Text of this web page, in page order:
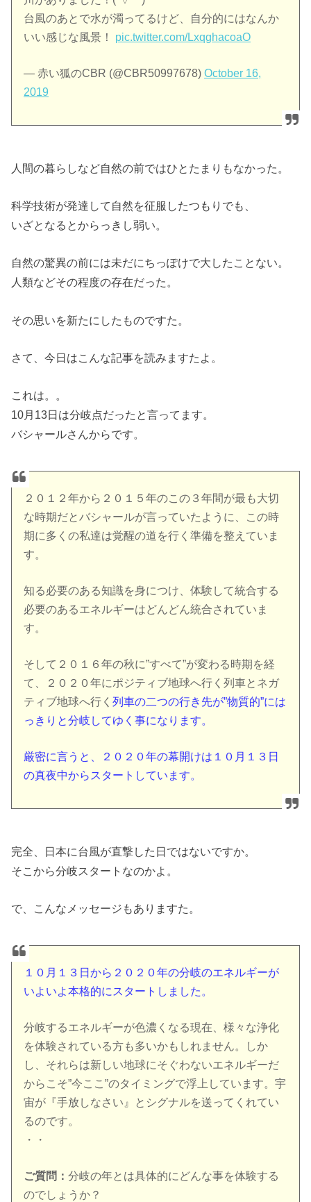
台風のあとで水が濁ってるけど、自分的にはなんか
いい感じな風景！ pic.twitter.com/LxqghacoaO
— 赤い狐のCBR (@CBR50997678)October 16,
2019
人間の暮らしなど自然の前ではひとたまりもなかった。
科学技術が発達して自然を征服したつもりでも、
いざとなるとからっきし弱い。
自然の驚異の前には未だにちっぽけで大したことない。
人類などその程度の存在だった。
その思いを新たにしたものですた。
さて、今日はこんな記事を読みますたよ。
これは。。
10月13日は分岐点だったと言ってます。
バシャールさんからです。
２０１２年から２０１５年のこの３年間が最も大切
な時期だとバシャールが言っていたように、この時
期に多くの私達は覚醒の道を行く準備を整えていま
す。
知る必要のある知識を身につけ、体験して統合する
必要のあるエネルギーはどんどん統合されていま
す。
そして２０１６年の秋に”すべて”が変わる時期を経
て、２０２０年にポジティブ地球へ行く列車とネガ
ティブ地球へ行く列車の二つの行き先が”物質的”には
っきりと分岐してゆく事になります。
厳密に言うと、２０２０年の幕開けは１０月１３日
の真夜中からスタートしています。
完全、日本に台風が直撃した日ではないですか。
そこから分岐スタートなのかよ。
で、こんなメッセージもありますた。
１０月１３日から２０２０年の分岐のエネルギーが
いよいよ本格的にスタートしました。
分岐するエネルギーが色濃くなる現在、様々な浄化
を体験されている方も多いかもしれません。しか
し、それらは新しい地球にそぐわないエネルギーだ
からこそ”今ここ”のタイミングで浮上しています。宇
宙が『手放しなさい』とシグナルを送ってくれてい
るのです。
・・
ご質問：分岐の年とは具体的にどんな事を体験する
のでしょうか？